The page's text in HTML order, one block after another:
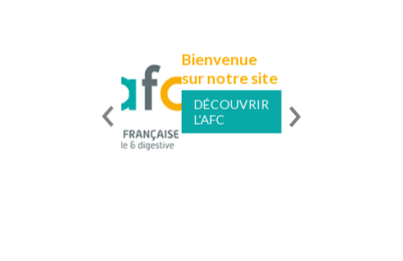
Bienvenue
sur notre site
DÉCOUVRIR
L'AFC